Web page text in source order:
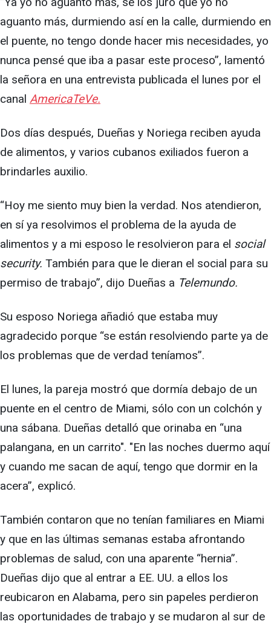
aguanto más, durmiendo así en la calle, durmiendo en
el puente, no tengo donde hacer mis necesidades, yo
nunca pensé que iba a pasar este proceso”, lamentó
la señora en una entrevista publicada el lunes por el
canal AmericaTeVe.
Dos días después, Dueñas y Noriega reciben ayuda
de alimentos, y varios cubanos exiliados fueron a
brindarles auxilio.
“Hoy me siento muy bien la verdad. Nos atendieron,
en sí ya resolvimos el problema de la ayuda de
alimentos y a mi esposo le resolvieron para el social
security. También para que le dieran el social para su
permiso de trabajo”, dijo Dueñas a Telemundo.
Su esposo Noriega añadió que estaba muy
agradecido porque “se están resolviendo parte ya de
los problemas que de verdad teníamos”.
El lunes, la pareja mostró que dormía debajo de un
puente en el centro de Miami, sólo con un colchón y
una sábana. Dueñas detalló que orinaba en “una
palangana, en un carrito". "En las noches duermo aquí
y cuando me sacan de aquí, tengo que dormir en la
acera”, explicó.
También contaron que no tenían familiares en Miami
y que en las últimas semanas estaba afrontando
problemas de salud, con una aparente “hernia”.
Dueñas dijo que al entrar a EE. UU. a ellos los
reubicaron en Alabama, pero sin papeles perdieron
las oportunidades de trabajo y se mudaron al sur de